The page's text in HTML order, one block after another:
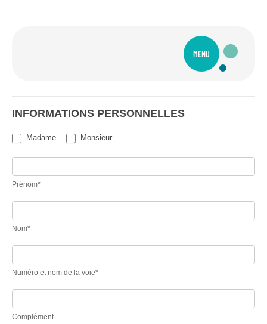
MENU
inscription
formation
commotions
cérébrales
2)
-
5
avril
INFORMATIONS PERSONNELLES
Madame Monsieur
Prénom*
Nom*
et
la
Numéro et nom de la voie*
Complément